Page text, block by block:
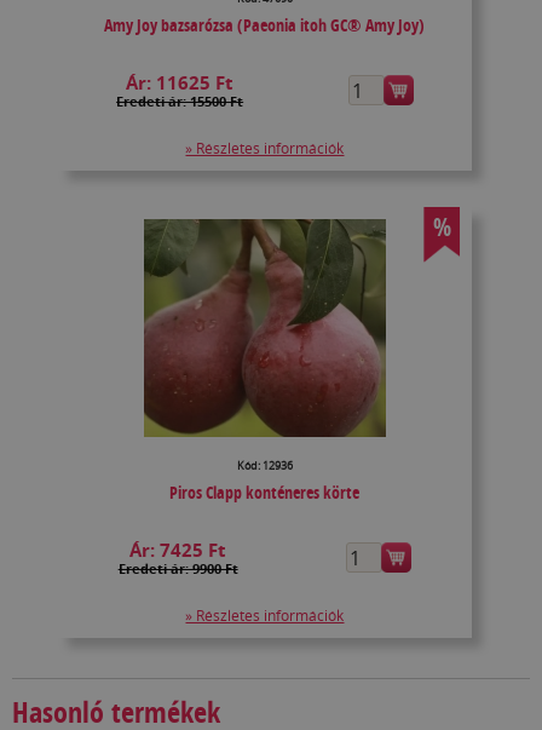
Amy Joy bazsarózsa (Paeonia itoh GC® Amy Joy)
Ár: 11625 Ft
Eredeti ár: 15500 Ft
» Részletes információk
%
Kód: 12936
Piros Clapp konténeres körte
Ár:7425 Ft
Eredeti ár: 9900 Ft
» Részletes információk
Hasonló termékek